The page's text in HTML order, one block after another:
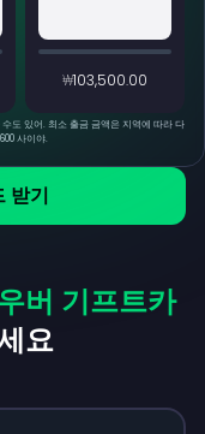
받기
₩103,500.00
도 있어. 최소 출금 금액은 지역에 따라 다
사이야.
버 기프트카
요